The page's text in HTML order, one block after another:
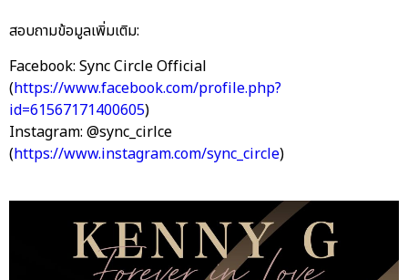
สอบถามข้อมูลเพิ่มเติม:
Facebook: Sync Circle Official
(https://www.facebook.com/profile.php?
id=61567171400605)
Instagram: @sync_cirlce
(https://www.instagram.com/sync_circle)